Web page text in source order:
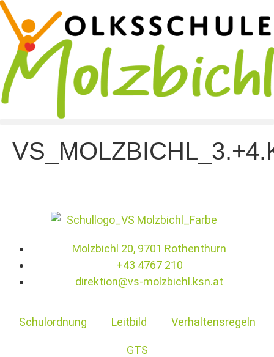
Molzbichl 20, 9701 Rothenthurn
+43 4767 210
direktion@vs-molzbichl.ksn.at
Schulordnung Leitbild Verhaltensregeln
GTS